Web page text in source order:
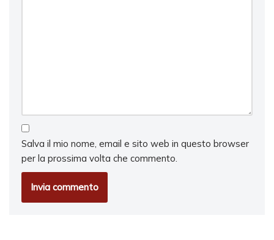
Salva il mio nome, email e sito web in questo browser
per la prossima volta che commento.